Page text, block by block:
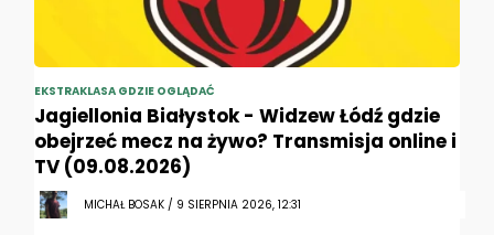
EKSTRAKLASA GDZIE OGLĄDAĆ
Jagiellonia Białystok - Widzew Łódź gdzie
obejrzeć mecz na żywo? Transmisja online i
TV (09.08.2026)
MICHAŁ BOSAK / 9 SIERPNIA 2026, 12:31